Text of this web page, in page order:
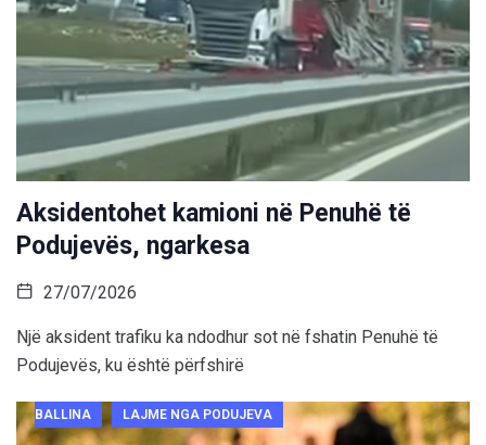
Aksidentohet kamioni në Penuhë të
Podujevës, ngarkesa
27/07/2026
Një aksident trafiku ka ndodhur sot në fshatin Penuhë të
Podujevës, ku është përfshirë
BALLINA LAJME NGA PODUJEVA